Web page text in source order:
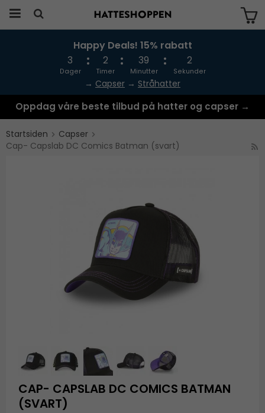
Produktet har blitt lagt til i handlekurven
Happy Deals! 15% rabatt
3
Dager
2
Timer
39
Minutter
2
Sekunder
→ Capser → Stråhatter
Oppdag våre beste tilbud på hatter og capser →
Startsiden
Capser
Cap- Capslab DC Comics Batman (svart)
CAP- CAPSLAB DC COMICS BATMAN
(SVART)